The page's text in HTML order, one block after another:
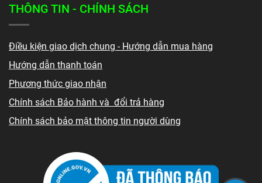
THÔNG TIN - CHÍNH SÁCH
Điều kiện giao dịch chung - Hướng dẫn mua hàng
Hướng dẫn thanh toán
Phương thức giao nhận
Chính sách Bảo hành và đổi trả hàng
Chính sách bảo mật thông tin người dùng